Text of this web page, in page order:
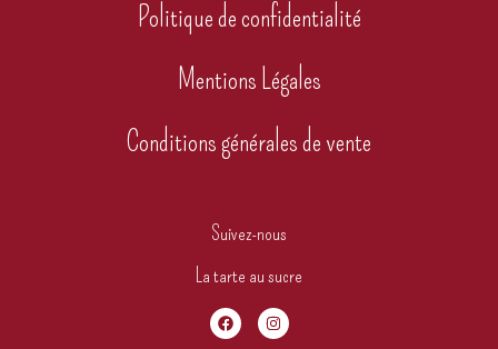
Politique de confidentialité
Mentions Légales
Conditions générales de vente
Suivez-nous
La tarte au sucre